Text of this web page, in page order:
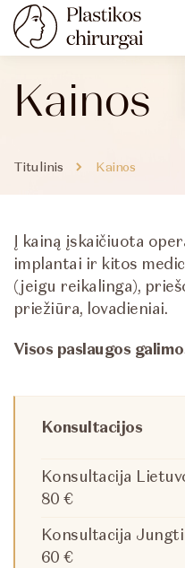
Kainos
Titulinis Kainos
Į kainą įskaičiuota
implantai ir kitos
(jeigu reikalinga),
priežiūra, lovadieniai.
Visos paslaugos
Konsultacijos
Konsultacija
80 €
Konsultacija
60 €